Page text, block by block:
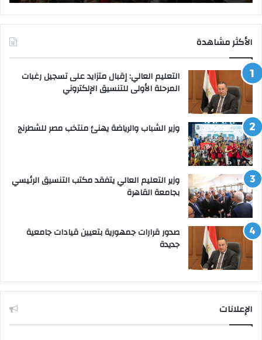
الأكثر مشاهدة
التعليم العالي: إقبال متزايد على تسجيل رغبات
المرحلة الأولى للتنسيق الإلكتروني
وزير الشباب والرياضة يهنئ منتخب مصر للشطرنج
وزير التعليم العالي يتفقد مكتب التنسيق الرئيسي
بجامعة القاهرة
صدور قرارات جمهورية بتعيين قيادات جامعية
جديدة
الإعلانات